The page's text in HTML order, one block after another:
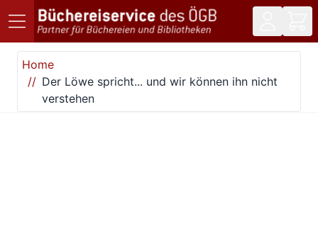
Direkt zum Inhalt
Home
Der Löwe spricht... und wir können ihn nicht
verstehen